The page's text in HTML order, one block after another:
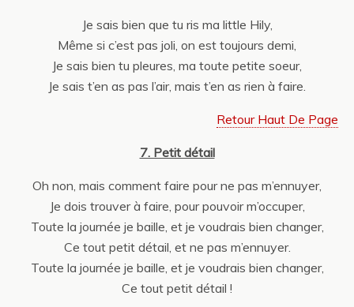
Je sais bien que tu ris ma little Hily,
Même si c’est pas joli, on est toujours demi,
Je sais bien tu pleures, ma toute petite soeur,
Je sais t’en as pas l’air, mais t’en as rien à faire.
Retour Haut De Page
7. Petit détail
Oh non, mais comment faire pour ne pas m’ennuyer,
Je dois trouver à faire, pour pouvoir m’occuper,
Toute la journée je baille, et je voudrais bien changer,
Ce tout petit détail, et ne pas m’ennuyer.
Toute la journée je baille, et je voudrais bien changer,
Ce tout petit détail !